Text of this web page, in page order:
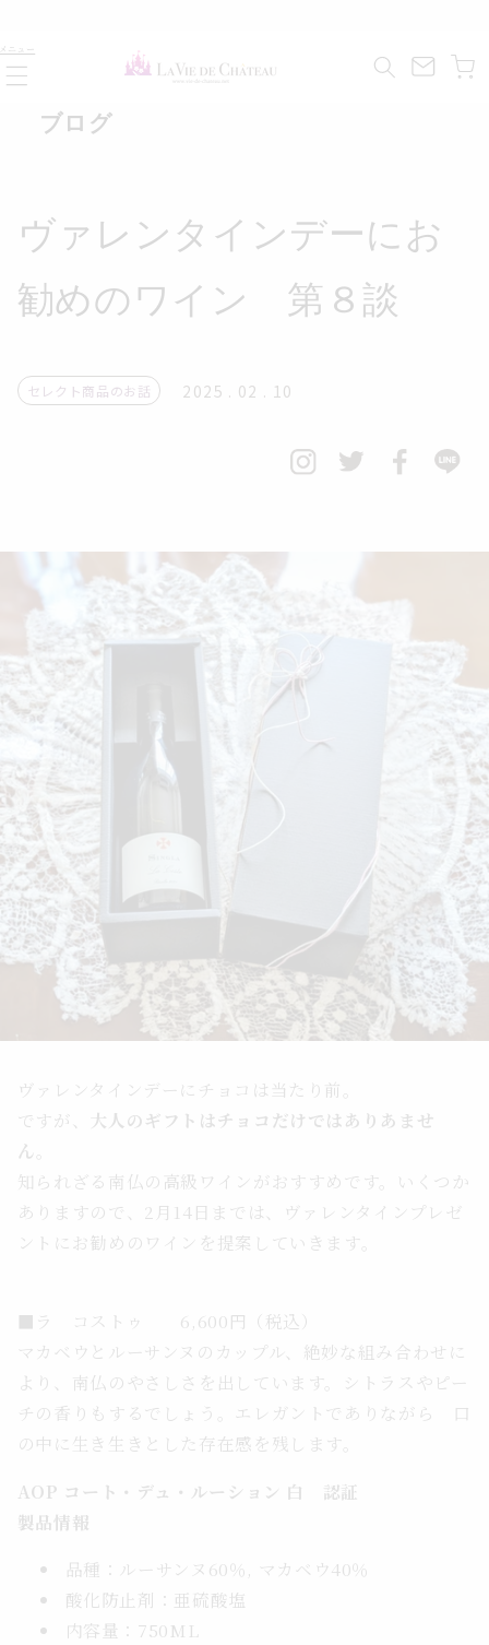
ニュー
ー
ブログ
ヴァレンタインデーにお
勧めのワイン 第８談
セレクト商品のお話 2025 . 02 . 10
ヴァレンタインデーにチョコは当たり前。
ですが、
大人のギフトはチョコだけではありあませ
ん。
知られざる南仏の高級ワインがおすすめです。いくつか
ありますので、2月14日までは、ヴァレンタインプレゼ
ントにお勧めのワインを提案していきます。
■ラ コストゥ 6,600円（税込）
マカベウとルーサンヌのカップル、絶妙な組み合わせに
より、南仏のやさしさを出しています。シトラスやピー
チの香りもするでしょう。エレガントでありながら 口
の中に生き生きとした存在感を残します。
AOP コート・デュ・ルーション 白 認証
製品情報
品種：ルーサンヌ60％, マカベウ40％
酸化防止剤：亜硫酸塩
内容量：750ML